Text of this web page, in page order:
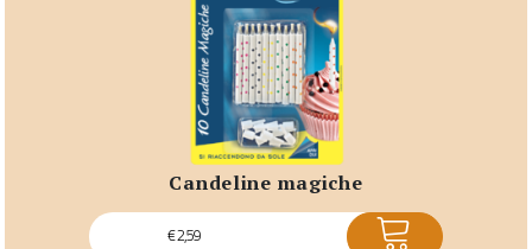
candeline magiche
€2,59 ACQUISTA